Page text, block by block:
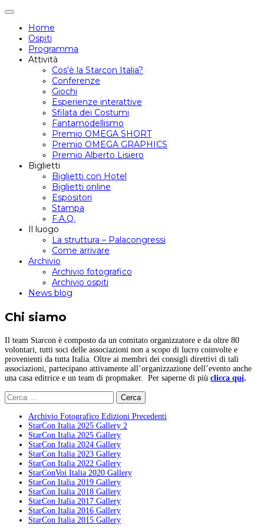
Attiva/disattiva
navigazione
Home
Ospiti
Programma
Attività
Cos’è la Starcon Italia?
Conferenze
Giochi
Esperienze interattive
Sfilata dei Costumi
Fantamodellismo
Premio OMEGA SHORT
Premio OMEGA GRAPHICS
Premio Alberto Lisiero
Biglietti
Biglietti con Hotel
Biglietti online
Espositori
Stampa
F.A.Q.
Il luogo
La struttura – Palacongressi
Come arrivare
Archivio
Archivio fotografico
Archivio ospiti
News blog
Chi siamo
Il team Starcon è composto da un comitato organizzatore e da oltre 80
volontari, tutti soci delle associazioni non a scopo di lucro coinvolte e
provenienti da tutta Italia. Oltre ai membri dei consigli direttivi di tali
associazioni, partecipano attivamente all’organizzazione dell’evento anche
una casa editrice e un team di propmaker. Per saperne di più clicca qui.
Ricerca
per:
Archivio Fotografico Edizioni Precedenti
StarCon Italia 2025 Gallery 2
StarCon Italia 2025 Gallery
StarCon Italia 2024 Gallery
StarCon Italia 2023 Gallery
StarCon Italia 2022 Gallery
StarConVoi Italia 2020 Gallery
StarCon Italia 2019 Gallery
StarCon Italia 2018 Gallery
StarCon Italia 2017 Gallery
StarCon Italia 2016 Gallery
StarCon Italia 2015 Gallery